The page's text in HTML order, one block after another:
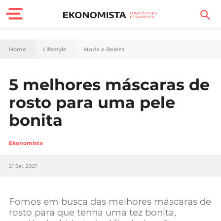
Finanças Pessoais
Carreira
Casa
Lifestyle
Sociedade
Negócios
Home Lifestyle Moda e Beleza
5 melhores máscaras de
rosto para uma pele
bonita
Ekonomista
21 Set, 2021
Fomos em busca das melhores máscaras de
rosto para que tenha uma tez bonita,